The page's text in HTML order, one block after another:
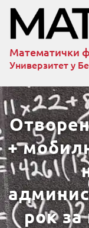
Математички
Универзитет у
+
рок за